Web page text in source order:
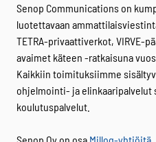
Senop Communications on
luotettavaan
TETRA-privaattiverkot, VIRVE-
avaimet käteen -ratkaisuna
Kaikkiin toimituksiimme
ohjelmointi- ja elinkaaripalvelut
koulutuspalvelut.
Senop Oy on osa Millog-yhtiöitä